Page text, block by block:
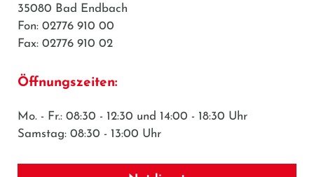
35080 Bad Endbach
Fon: 02776 910 00
Fax: 02776 910 02
Öffnungszeiten:
Mo. - Fr.: 08:30 - 12:30 und 14:00 - 18:30 Uhr
Samstag: 08:30 - 13:00 Uhr